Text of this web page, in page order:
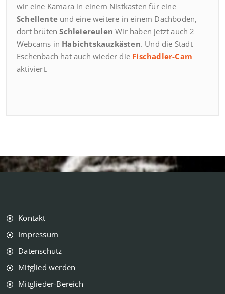
wir eine Kamara in einem Nistkasten für eine
Schellente und eine weitere in einem Dachboden,
dort brütenSchleiereulen Wir haben jetzt auch 2
Webcams in Habichtskauzkästen. Und die Stadt
Eschenbach hat auch wieder die Fischadler-Cam
aktiviert.
Kontakt
Impressum
Datenschutz
Mitglied werden
Mitglieder-Bereich